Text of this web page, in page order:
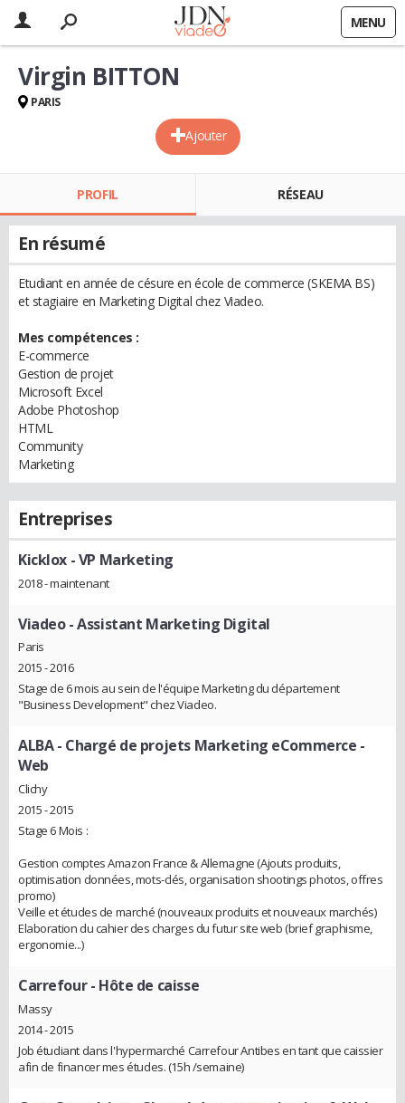
MENU
Ajouter
Virgin BITTON
PARIS
PROFIL RÉSEAU
En résumé
Etudiant en année de césure en école de commerce (SKEMA BS)
et stagiaire en Marketing Digital chez Viadeo.
Mes compétences :
E-commerce
Gestion de projet
Microsoft Excel
Adobe Photoshop
HTML
Community
Marketing
Entreprises
Kicklox - VP Marketing
2018 - maintenant
Viadeo- Assistant Marketing Digital
Paris
2015 - 2016
Stage de 6 mois au sein de l'équipe Marketing du département
"Business Development" chez Viadeo.
ALBA- Chargé de projets Marketing eCommerce -
Web
Clichy
2015 - 2015
Stage 6 Mois :
Gestion comptes Amazon France & Allemagne (Ajouts produits,
optimisation données, mots-clés, organisation shootings photos, offres
promo)
Veille et études de marché (nouveaux produits et nouveaux marchés)
Elaboration du cahier des charges du futur site web (brief graphisme,
ergonomie...)
Carrefour- Hôte de caisse
Massy
2014 - 2015
Job étudiant dans l'hypermarché Carrefour Antibes en tant que caissier
afin de financer mes études. (15h /semaine)